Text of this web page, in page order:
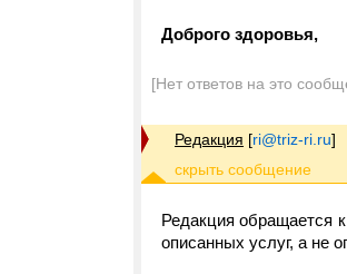
Доброго здоровья,
[Нет ответов на это
Редакция [ri@triz-ri.ru]
Редакция обращается
описанных услуг, а не